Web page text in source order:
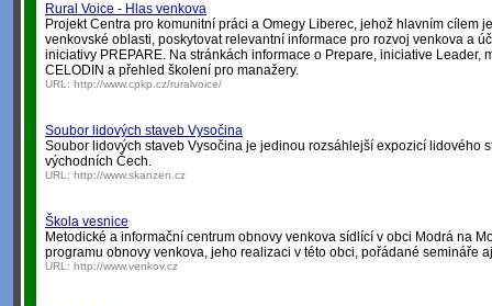
Rural Voice - Hlas venkova
Projekt Centra pro komunitní práci a Omegy Liberec, jehož hlavním cílem
venkovské oblasti, poskytovat relevantní informace pro rozvoj venkova a
iniciativy PREPARE. Na stránkách informace o Prepare, iniciative Leader,
CELODIN a přehled školení pro manažery.
URL: http://www.cpkp.cz/ruralvoice/
Soubor lidových staveb Vysočina
Soubor lidových staveb Vysočina je jedinou rozsáhlejší expozicí lidového
východních Čech.
URL: http://www.skanzen.cz
Škola vesnice
Metodické a informační centrum obnovy venkova sídlící v obci Modrá na
programu obnovy venkova, jeho realizaci v této obci, pořádané semináře
URL: http://www.venkov.cz